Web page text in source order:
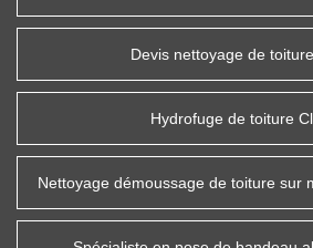
Devis nettoyage de
Hydrofuge de toiture
Nettoyage démoussage de toiture sur